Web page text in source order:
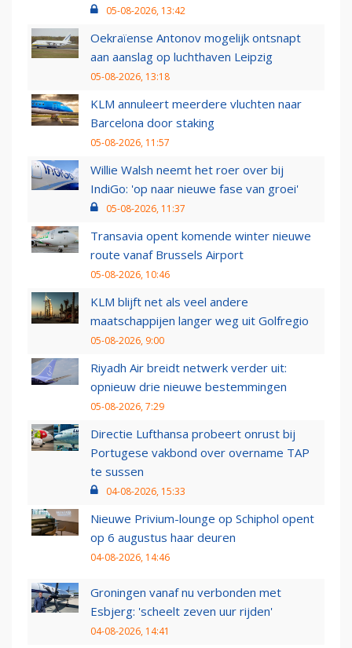
05-08-2026, 13:42
Oekraïense Antonov mogelijk ontsnapt
aan aanslag op luchthaven Leipzig
05-08-2026, 13:18
KLM annuleert meerdere vluchten naar
Barcelona door staking
05-08-2026, 11:57
Willie Walsh neemt het roer over bij
IndiGo: 'op naar nieuwe fase van groei'
05-08-2026, 11:37
Transavia opent komende winter nieuwe
route vanaf Brussels Airport
05-08-2026, 10:46
KLM blijft net als veel andere
maatschappijen langer weg uit Golfregio
05-08-2026, 9:00
Riyadh Air breidt netwerk verder uit:
opnieuw drie nieuwe bestemmingen
05-08-2026, 7:29
Directie Lufthansa probeert onrust bij
Portugese vakbond over overname TAP
te sussen
04-08-2026, 15:33
Nieuwe Privium-lounge op Schiphol opent
op 6 augustus haar deuren
04-08-2026, 14:46
Groningen vanaf nu verbonden met
Esbjerg: 'scheelt zeven uur rijden'
04-08-2026, 14:41